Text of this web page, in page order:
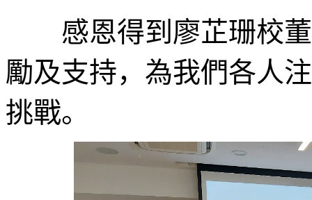
感恩得到廖芷珊校董
勵及支持，為我們各人
挑戰。